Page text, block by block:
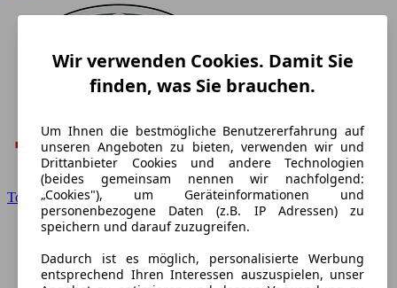
Toyota
Wir verwenden Cookies. Damit Sie
finden, was Sie brauchen.
Um Ihnen die bestmögliche Benutzererfahrung auf
unseren Angeboten zu bieten, verwenden wir und
Drittanbieter Cookies und andere Technologien
(beides gemeinsam nennen wir nachfolgend:
„Cookies"), um Geräteinformationen und
personenbezogene Daten (z.B. IP Adressen) zu
speichern und darauf zuzugreifen.
Dadurch ist es möglich, personalisierte Werbung
entsprechend Ihren Interessen auszuspielen, unser